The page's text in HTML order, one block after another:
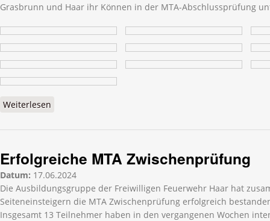
Grasbrunn und Haar ihr Können in der MTA-Abschlussprüfung
Weiterlesen
Erfolgreiche MTA Zwischenprüfung
Datum: 17.06.2024
Die Ausbildungsgruppe der Freiwilligen Feuerwehr Haar hat
Seiteneinsteigern die MTA Zwischenprüfung erfolgreich
Insgesamt 13 Teilnehmer haben in den vergangenen Wochen